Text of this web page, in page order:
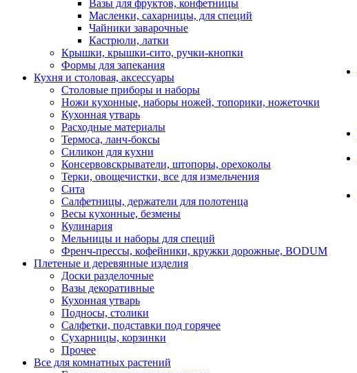
Вазы для фруктов, конфетницы
Масленки, сахарницы, для специй
Чайники заварочные
Кастрюли, латки
Крышки, крышки-сито, ручки-кнопки
Формы для запекания
Кухня и столовая, аксессуары
Столовые приборы и наборы
Ножи кухонные, наборы ножей, топорики, ножеточки
Кухонная утварь
Расходные материалы
Термоса, ланч-боксы
Силикон для кухни
Консервовскрыватели, штопоры, орехоколы
Терки, овощечистки, все для измельчения
Сита
Салфетницы, держатели для полотенца
Весы кухонные, безмены
Кулинария
Мельницы и наборы для специй
Френч-прессы, кофейники, кружки дорожные, BODUM
Плетеные и деревянные изделия
Доски разделочные
Вазы декоративные
Кухонная утварь
Подносы, столики
Салфетки, подставки под горячее
Сухарницы, корзинки
Прочее
Все для комнатных растений